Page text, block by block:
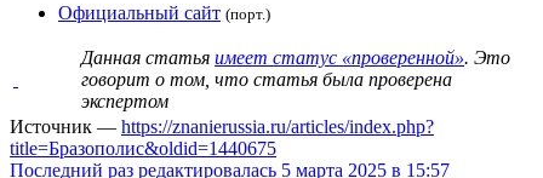
Официальный сайт (порт.)
Данная статья имеет статус «проверенной». Это
говорит о том, что статья была проверена
экспертом
Источник — https://znanierussia.ru/articles/index.php?
title=Бразополис&oldid=1440675
Последний раз редактировалась 5 марта 2025 в 15:57